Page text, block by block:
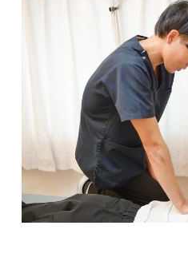
BodyMakeSalon